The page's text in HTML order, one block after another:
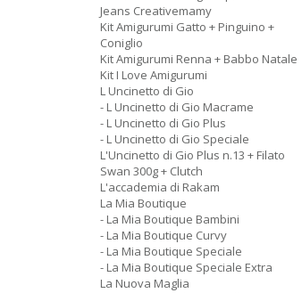
Jeans Creativemamy
Kit Amigurumi Gatto + Pinguino +
Coniglio
Kit Amigurumi Renna + Babbo Natale
Kit I Love Amigurumi
L Uncinetto di Gio
- L Uncinetto di Gio Macrame
- L Uncinetto di Gio Plus
- L Uncinetto di Gio Speciale
L'Uncinetto di Gio Plus n.13 + Filato
Swan 300g + Clutch
L'accademia di Rakam
La Mia Boutique
- La Mia Boutique Bambini
- La Mia Boutique Curvy
- La Mia Boutique Speciale
- La Mia Boutique Speciale Extra
La Nuova Maglia